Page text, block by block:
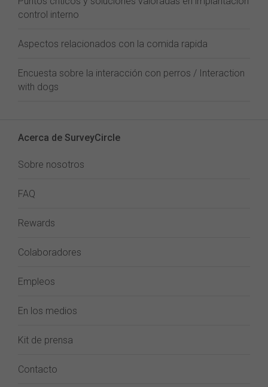
control interno
Aspectos relacionados con la comida rapida
Encuesta sobre la interacción con perros / Interaction
with dogs
Acerca de SurveyCircle
Sobre nosotros
FAQ
Rewards
Colaboradores
Empleos
En los medios
Kit de prensa
Contacto